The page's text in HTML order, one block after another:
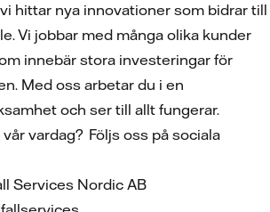
hittar nya innovationer som bidrar till
Vi jobbar med många olika kunder
innebär stora investeringar för
Med oss arbetar du i en
och ser till allt fungerar.
vardag? Följs oss på sociala
Services Nordic AB